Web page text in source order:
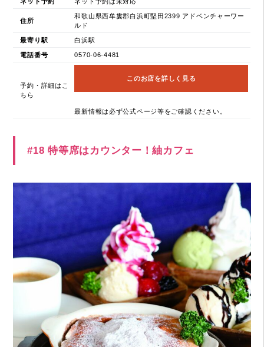
住所
和歌山県西牟婁郡白浜町堅田2399 アドベンチャーワー
ルド
最寄り駅 白浜駅
電話番号 0570-06-4481
予約・詳細はこ
ちら
このお店を詳しく見る
最新情報は必ず公式ページ等をご確認ください。
#18 特等席はカウンター！紬カフェ